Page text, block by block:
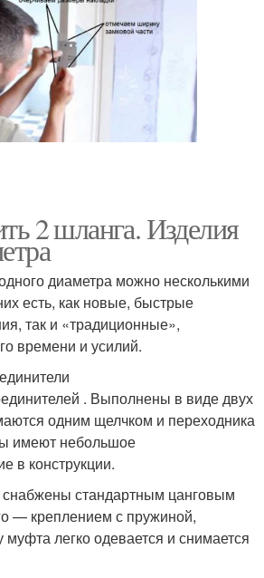
2 шланга. Изделия
диаметра можно несколькими
есть, как новые, быстрые
так и «традиционные»,
времени и усилий.
. Выполнены в виде двух
одним щелчком и переходника
имеют небольшое
в конструкции.
стандартным цанговым
— креплением с пружиной,
муфта легко одевается и снимается